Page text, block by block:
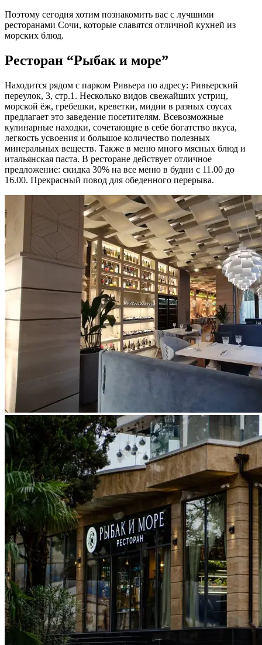
Поэтому сегодня хотим познакомить вас с лучшими
ресторанами Сочи, которые славятся отличной кухней из
морских блюд.
Ресторан “Рыбак и море”
Находится рядом с парком Ривьера по адресу: Ривьерский
переулок, 3, стр.1. Несколько видов свежайших устриц,
морской ёж, гребешки, креветки, мидии в разных соусах
предлагает это заведение посетителям. Всевозможные
кулинарные находки, сочетающие в себе богатство вкуса,
легкость усвоения и большое количество полезных
минеральных веществ. Также в меню много мясных блюд и
итальянская паста. В ресторане действует отличное
предложение: скидка 30% на все меню в будни с 11.00 до
16.00. Прекрасный повод для обеденного перерыва.